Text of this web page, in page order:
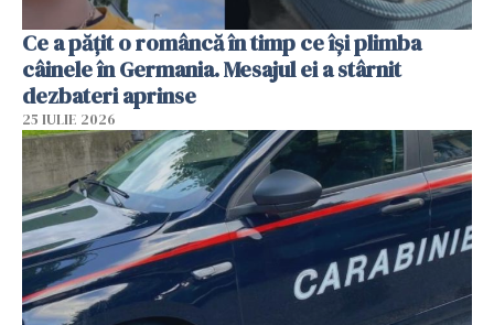
Ce a pățit o româncă în timp ce își plimba
câinele în Germania. Mesajul ei a stârnit
dezbateri aprinse
25 IULIE 2026